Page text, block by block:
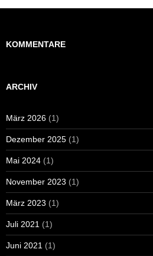
KOMMENTARE
ARCHIV
März 2026 (1)
Dezember 2025 (1)
Mai 2024 (1)
November 2023 (1)
März 2023 (1)
Juli 2021 (1)
Juni 2021 (1)